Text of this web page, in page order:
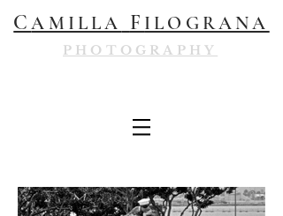
CAMILLA F ILOGRANA
PHOTOGRAPHY